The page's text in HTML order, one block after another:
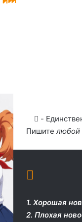
-
Пишителюбой
1. Хорошая
2. Плохая